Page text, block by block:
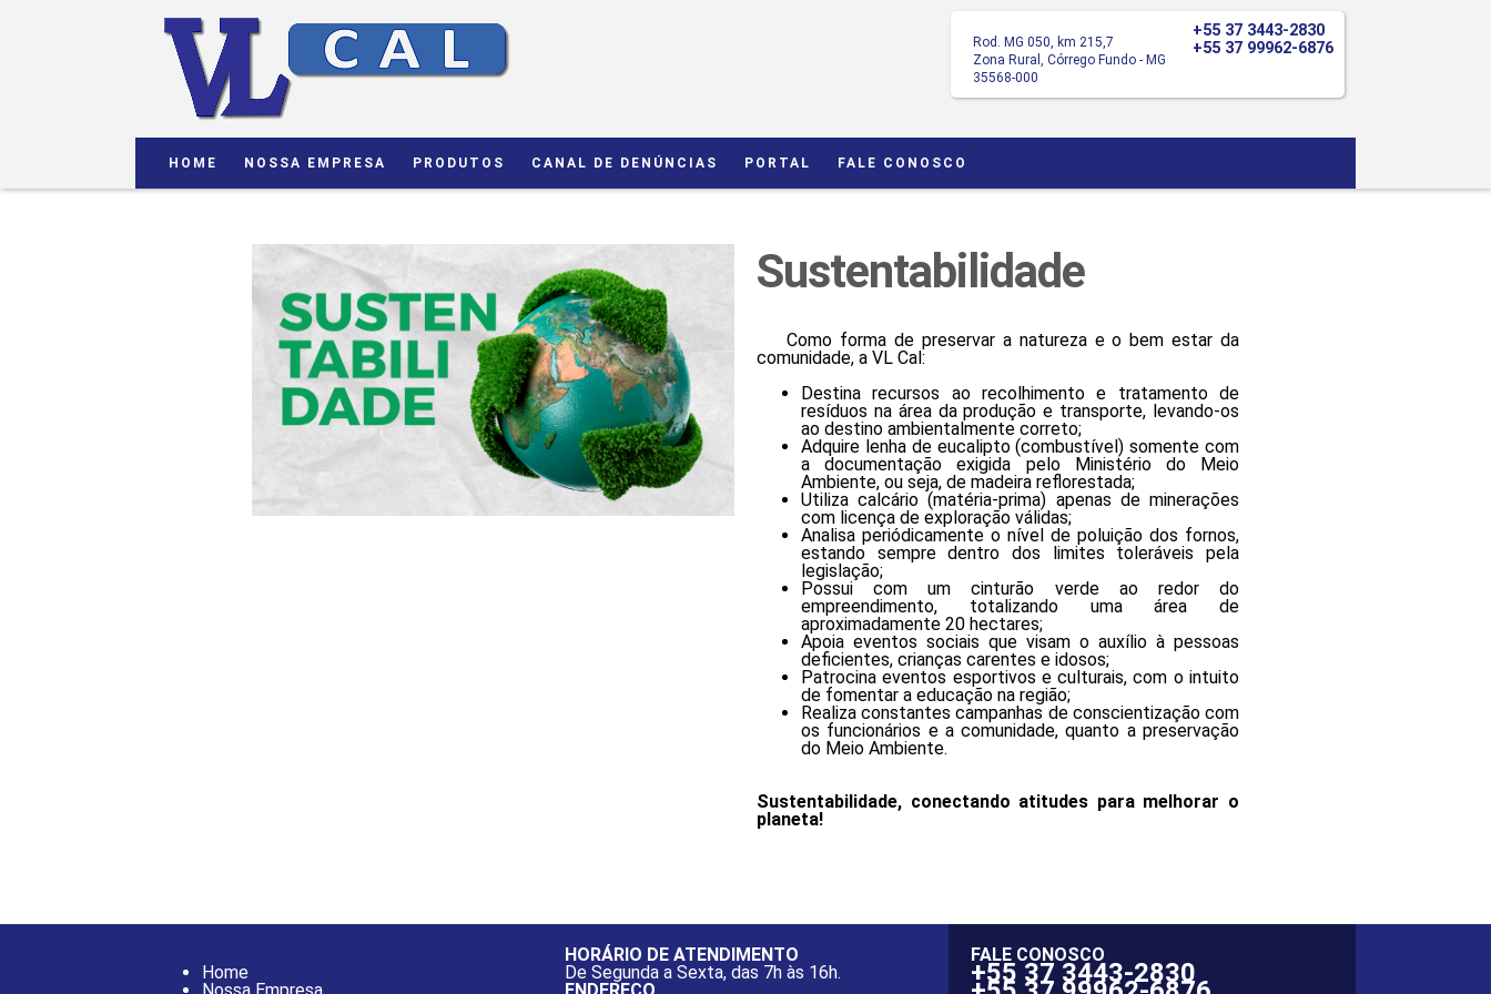
Rod. MG 050, km 215,7
Zona Rural, Córrego Fundo - MG
35568-000
+55 37 3443-2830
+55 37 99962-6876
HOME NOSSA EMPRESA PRODUTOS CANAL DE DENÚNCIAS PORTAL FALE CONOSCO
Sustentabilidade
Como forma de preservar a natureza e o bem estar da
comunidade, a VL Cal:
Destina recursos ao recolhimento e tratamento de
resíduos na área da produção e transporte, levando-os
ao destino ambientalmente correto;
Adquire lenha de eucalipto (combustível) somente com
a documentação exigida pelo Ministério do Meio
Ambiente, ou seja, de madeira reflorestada;
Utiliza calcário (matéria-prima) apenas de minerações
com licença de exploração válidas;
Analisa periódicamente o nível de poluição dos fornos,
estando sempre dentro dos limites toleráveis pela
legislação;
Possui com um cinturão verde ao redor do
empreendimento, totalizando uma área de
aproximadamente 20 hectares;
Apoia eventos sociais que visam o auxílio à pessoas
deficientes, crianças carentes e idosos;
Patrocina eventos esportivos e culturais, com o intuito
de fomentar a educação na região;
Realiza constantes campanhas de conscientização com
os funcionários e a comunidade, quanto a preservação
do Meio Ambiente.
Sustentabilidade, conectando atitudes para melhorar o
planeta!
Home
HORÁRIO DE ATENDIMENTO
De Segunda a Sexta, das 7h às 16h.
FALE CONOSCO
+55 37 3443-2830